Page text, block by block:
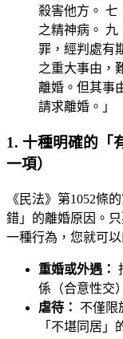
殺害他方。 七
之精神病。 九
罪，經判處有
之重大事由，
離婚。但其事
請求離婚。」
1. 十種明確的「
一項）
《民法》第1052條
錯」的離婚原因。
一種行為，您就可
重婚或外遇：
係（合意性交
虐待：
不僅限
「不堪同居